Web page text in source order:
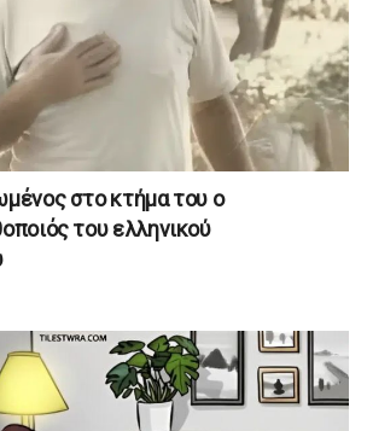
στο κτήμα του ο
του ελληνικού